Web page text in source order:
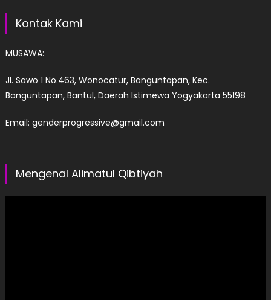
Kontak Kami
MUSAWA:
Jl. Sawo 1 No.463, Wonocatur, Banguntapan, Kec.
Banguntapan, Bantul, Daerah Istimewa Yogyakarta 55198
Email: genderprogressive@gmail.com
Mengenal Alimatul Qibtiyah